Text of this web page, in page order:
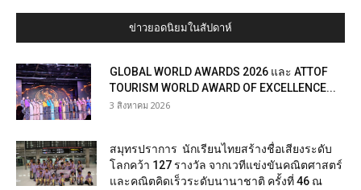
ข่าวยอดนิยมในสัปดาห์
GLOBAL WORLD AWARDS 2026 และ ATTOF
TOURISM WORLD AWARD OF EXCELLENCE...
3 สิงหาคม 2026
สมุทรปราการ นักเรียนไทยสร้างชื่อเสียงระดับ
โลกคว้า 127 รางวัล จากเวทีแข่งขันคณิตศาสตร์
และคณิตคิดเร็วระดับนานาชาติ ครั้งที่ 46 ณ